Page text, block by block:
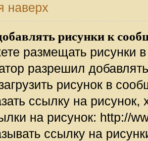
наверх
рисунки к
размещать рисунки
разрешил
рисунок в
ссылку на
на рисунок: http://
ссылку на